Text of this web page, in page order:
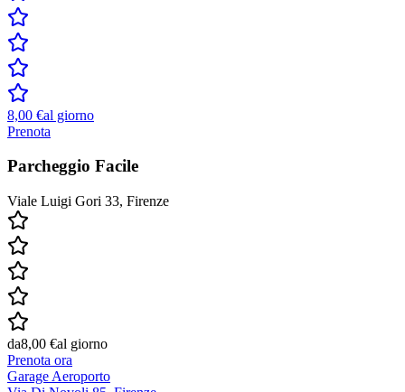
8,00 €al giorno
Prenota
Parcheggio Facile
Viale Luigi Gori 33, Firenze
da8,00 €al giorno
Prenota ora
Garage Aeroporto